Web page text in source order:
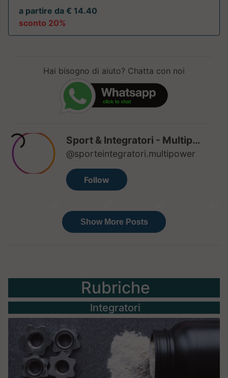
a partire da € 14.40
sconto 20%
Hai bisogno di aiuto? Chatta con noi
Rubriche
Integratori